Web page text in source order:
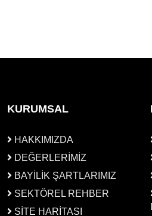
KURUMSAL
HAKKIMIZDA
DEĞERLERİMİZ
BAYİLİK ŞARTLARIMIZ
SEKTÖREL REHBER
SİTE HARİTASI